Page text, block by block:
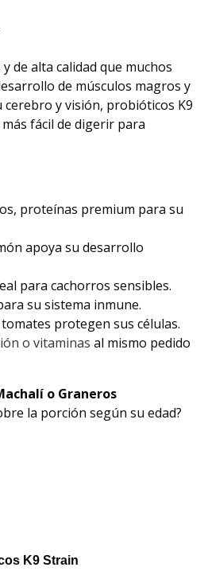
de alta calidad que muchos
de músculos magros y
cerebro y visión, probióticos K9
fácil de digerir para
proteínas premium para su
apoya su desarrollo
para cachorros sensibles.
su sistema inmune.
protegen sus células.
o vitaminas al mismo pedido
o Graneros
la porción según su edad?
K9 Strain